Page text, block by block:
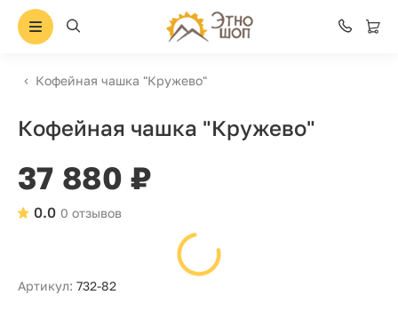
Кофейная чашка "Кружево"
Кофейная чашка "Кружево"
37 880 ₽
0 отзывов
0.0
Артикул: 732-82